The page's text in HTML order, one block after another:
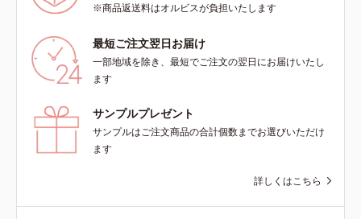
※商品返送料はオルビスが負担いたします
最短ご注文翌日お届け
一部地域を除き、最短でご注文の翌日にお届けいたし
ます
サンプルプレゼント
サンプルはご注文商品の合計個数までお選びいただけ
ます
詳しくはこちら